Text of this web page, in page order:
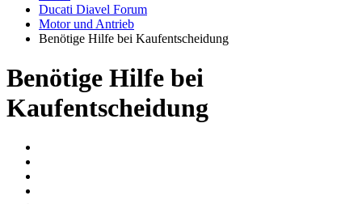
Ducati Diavel Forum
Motor und Antrieb
Benötige Hilfe bei Kaufentscheidung
Benötige Hilfe bei
Kaufentscheidung